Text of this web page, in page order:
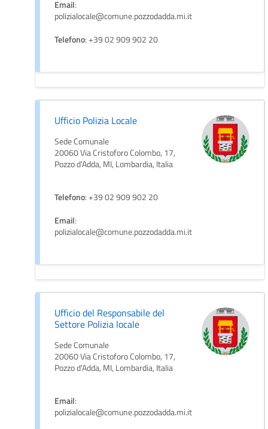
Email:
polizialocale@comune.pozzodadda.mi.it
Telefono: +39 02 909 902 20
Ufficio Polizia Locale
Sede Comunale
20060 Via Cristoforo Colombo, 17,
Pozzo d'Adda, MI, Lombardia, Italia
Telefono: +39 02 909 902 20
Email:
polizialocale@comune.pozzodadda.mi.it
Ufficio del Responsabile del
Settore Polizia locale
Sede Comunale
20060 Via Cristoforo Colombo, 17,
Pozzo d'Adda, MI, Lombardia, Italia
Email:
polizialocale@comune.pozzodadda.mi.it